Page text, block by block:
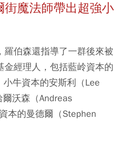
魔法師帶出超強小
羅伯森還指導了一群後來被
經理人，包括藍岭資本的
牛資本的安斯利（Lee
沃森（Andreas
本的曼德爾（Stephen